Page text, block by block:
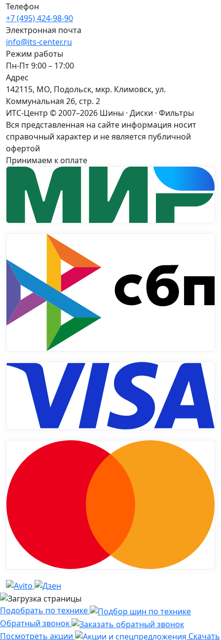
Телефон
+7 (495) 424-98-90
Электронная почта
info@its-center.ru
Режим работы
Пн-Пт 9:00 – 17:00
Адрес
142115, МО, Подольск, мкр. Климовск, ул.
Коммунальная 26, стр. 2
ИТС-Центр © 2007–2026 Шины · Диски · Фильтры
Вся представленная на сайте информация носит
справочный характер и не является публичной
офертой
Принимаем к оплате
Подобрать по технике
Обратный звонок
Посмотреть акции
Скачать